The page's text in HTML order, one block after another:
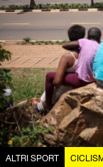
ALTRI SPORT